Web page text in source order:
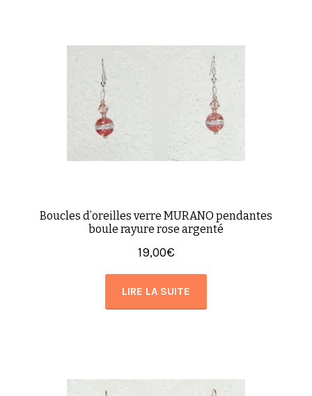
Boucles d’oreilles verre MURANO pendantes
boule rayure rose argenté
19,00€
LIRE LA SUITE